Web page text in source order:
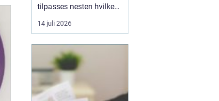
tilpasses nesten hvilken
som helst oppgave. Fra
myke skum i møbler til
komponenter i
tungindustri, brukes
...
14 juli 2026